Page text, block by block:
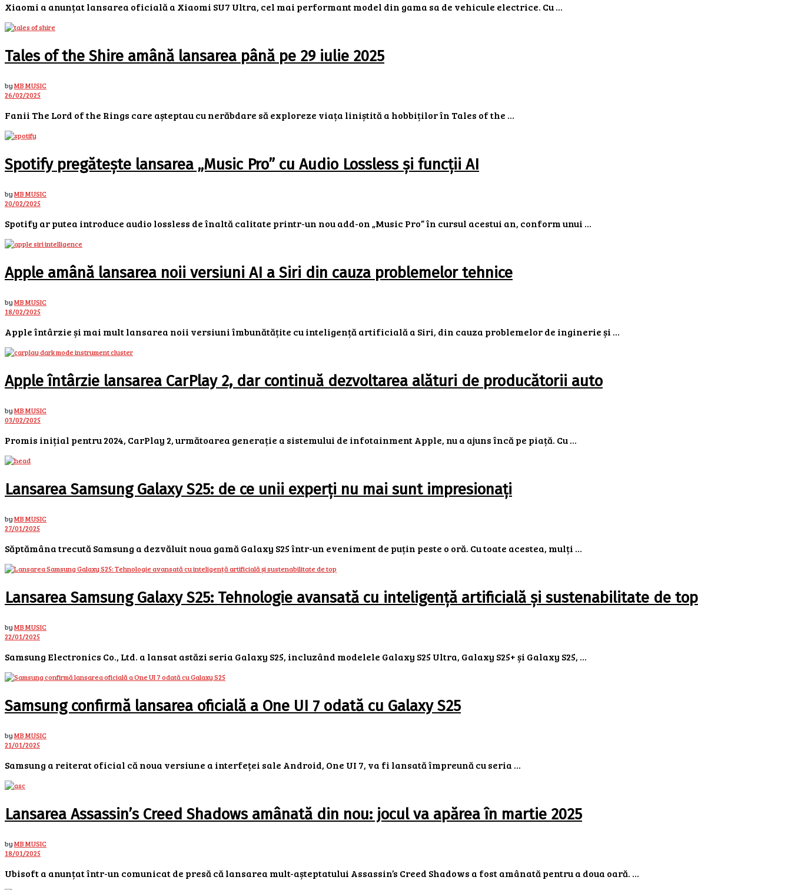
Xiaomi a anunțat lansarea oficială a Xiaomi SU7 Ultra, cel mai performant model din gama sa de vehicule electrice. Cu ...
Tales of the Shire amână lansarea până pe 29 iulie 2025
byMB MUSIC
26/02/2025
Fanii The Lord of the Rings care așteptau cu nerăbdare să exploreze viața liniștită a hobbiților în Tales of the ...
Spotify pregătește lansarea „Music Pro” cu Audio Lossless și funcții AI
byMB MUSIC
20/02/2025
Spotify ar putea introduce audio lossless de înaltă calitate printr-un nou add-on „Music Pro” în cursul acestui an, conform unui ...
Apple amână lansarea noii versiuni AI a Siri din cauza problemelor tehnice
byMB MUSIC
18/02/2025
Apple întârzie și mai mult lansarea noii versiuni îmbunătățite cu inteligență artificială a Siri, din cauza problemelor de inginerie și ...
Apple întârzie lansarea CarPlay 2, dar continuă dezvoltarea alături de producătorii auto
byMB MUSIC
03/02/2025
Promis inițial pentru 2024, CarPlay 2, următoarea generație a sistemului de infotainment Apple, nu a ajuns încă pe piață. Cu ...
Lansarea Samsung Galaxy S25: de ce unii experți nu mai sunt impresionați
byMB MUSIC
27/01/2025
Săptămâna trecută Samsung a dezvăluit noua gamă Galaxy S25 într-un eveniment de puțin peste o oră. Cu toate acestea, mulți ...
Lansarea Samsung Galaxy S25: Tehnologie avansată cu inteligență artificială și sustenabilitate de top
byMB MUSIC
22/01/2025
Samsung Electronics Co., Ltd. a lansat astăzi seria Galaxy S25, incluzând modelele Galaxy S25 Ultra, Galaxy S25+ și Galaxy S25, ...
Samsung confirmă lansarea oficială a One UI 7 odată cu Galaxy S25
byMB MUSIC
21/01/2025
Samsung a reiterat oficial că noua versiune a interfeței sale Android, One UI 7, va fi lansată împreună cu seria ...
Lansarea Assassin’s Creed Shadows amânată din nou: jocul va apărea în martie 2025
byMB MUSIC
18/01/2025
Ubisoft a anunțat într-un comunicat de presă că lansarea mult-așteptatului Assassin’s Creed Shadows a fost amânată pentru a doua oară. ...